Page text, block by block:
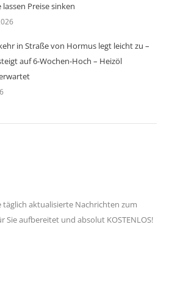
lassen Preise sinken
in Straße von Hormus legt leicht zu –
auf 6-Wochen-Hoch – Heizöl
täglich aktualisierte Nachrichten zum
Sie aufbereitet und absolut KOSTENLOS!